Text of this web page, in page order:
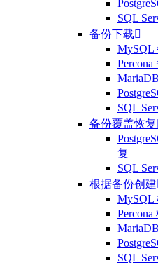
SQL
备份下载
MySQL
SQL
备份覆盖恢复
复
SQL
根据备份创建
MySQL
SQL